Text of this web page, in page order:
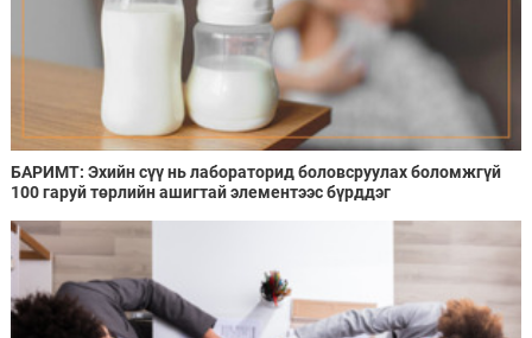
БАРИМТ: Эхийн сүү нь лабораторид боловсруулах боломжгүй
100 гаруй төрлийн ашигтай элементээс бүрддэг